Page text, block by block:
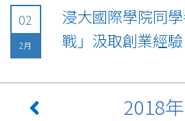
02
2月
浸大國際學院同
戰」汲取創業經驗
2018年